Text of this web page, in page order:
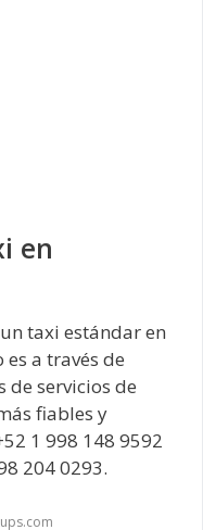
en
taxi estándar en
a través de
de servicios de
fiables y
1 998 148 9592
204 0293.